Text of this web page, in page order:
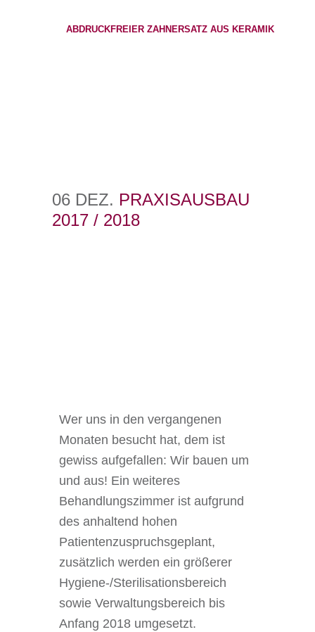
ABDRUCKFREIER ZAHNERSATZ AUS KERAMIK
06 DEZ. PRAXISAUSBAU
2017 / 2018
Wer uns in den vergangenen
Monaten besucht hat, dem ist
gewiss aufgefallen: Wir bauen um
und aus! Ein weiteres
Behandlungszimmer ist aufgrund
des anhaltend hohen
Patientenzuspruchsgeplant,
zusätzlich werden ein größerer
Hygiene-/Sterilisationsbereich
sowie Verwaltungsbereich bis
Anfang 2018 umgesetzt.